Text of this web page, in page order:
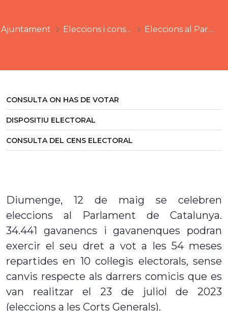
Ajuntament Eleccions i consultes Eleccions al Parlament de Catalunya 2024
CONSULTA ON HAS DE VOTAR
DISPOSITIU ELECTORAL
CONSULTA DEL CENS ELECTORAL
Diumenge, 12 de maig se celebren
eleccions al Parlament de Catalunya.
34.441 gavanencs i gavanenques podran
exercir el seu dret a vot a les 54 meses
repartides en 10 col·legis electorals, sense
canvis respecte als darrers comicis que es
van realitzar el 23 de juliol de 2023
(eleccions a les Corts Generals).